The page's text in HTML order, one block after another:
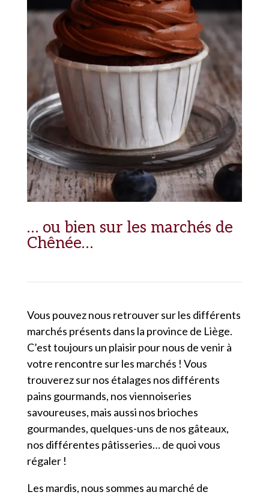
… ou bien sur les marchés de
Chênée…
Vous pouvez nous retrouver sur les différents
marchés présents dans la province de Liège.
C’est toujours un plaisir pour nous de venir à
votre rencontre sur les marchés ! Vous
trouverez sur nos étalages nos différents
pains gourmands, nos viennoiseries
savoureuses, mais aussi nos brioches
gourmandes, quelques-uns de nos gâteaux,
nos différentes pâtisseries… de quoi vous
régaler !
Les mardis, nous sommes au marché de